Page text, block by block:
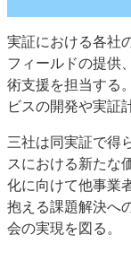
実証における各社
フィールドの提供
術支援を担当する
ビスの開発や実証
三社は同実証で得
スにおける新たな
化に向けて他事業
抱える課題解決へ
会の実現を図る。